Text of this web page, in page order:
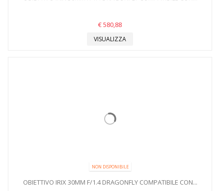
€ 580,88
VISUALIZZA
NON DISPONIBILE
OBIETTIVO IRIX 30MM F/1.4 DRAGONFLY COMPATIBILE CON...